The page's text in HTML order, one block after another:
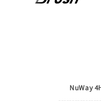
NuWay